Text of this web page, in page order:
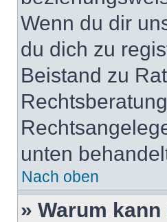
Wenn du dir
du dich zu
Beistand zu
unten
Nach oben
» Warum